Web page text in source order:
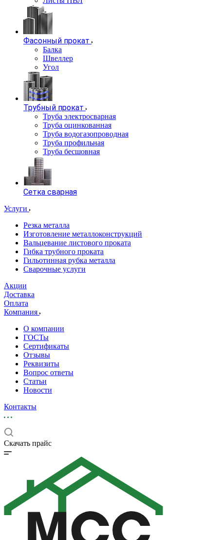
Фасонный прокат
Балка
Швеллер
Угол
Трубный прокат
Труба электросварная
Труба оцинкованная
Труба водогазопроводная
Труба профильная
Труба бесшовная
Сетка сварная
Услуги
Резка металла
Изготовление металлоконструкций
Вальцевание листового проката
Гибка трубного проката
Гильотинная рубка металла
Сварочные услуги
Акции
Доставка
Оплата
Компания
О компании
ГОСТы
Сертификаты
Отзывы
Реквизиты
Вопрос ответы
Статьи
Новости
Контакты
Скачать прайс